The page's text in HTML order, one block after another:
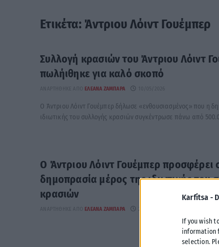
Karfitsa -
If you wish
information
selection.
Ετικέτα: Άντριου Λόιντ Γουέμπερ
Συλλογή κρασιών του Άντριου Λόιντ
πωλήιθηκε για καλό σκοπό
ΑΝΑΡΤΉΘΗΚΕ ΑΠΌ ΕΛΕΆΝΑ ΖΑΜΠΆΡΑ 10/05/2026
Ο Άντριου Λόιντ Γουέμπερ δήλωσε «ενθουσιασμένος» που η
ιδιωτικής του συλλογής κρασιών συγκέντρωσε πάνω από
Ο Άντριου Λόιντ Γουέμπερ προσφέρει
δημοπρασία μέρος της ιδιωτικής του
κρασιών
ΑΝΑΡΤΉΘΗΚΕ ΑΠΌ ΕΛΕΆΝΑ ΖΑΜΠΆΡΑ